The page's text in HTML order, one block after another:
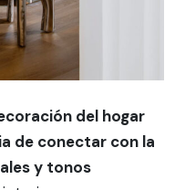
del hogar
de conectar con la
y tonos